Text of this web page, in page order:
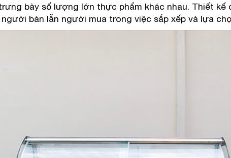
bày số lượng lớn thực phẩm khác nhau. Thiết
bán lẫn người mua trong việc sắp xếp và lựa